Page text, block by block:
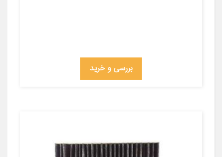
بررسی و خرید